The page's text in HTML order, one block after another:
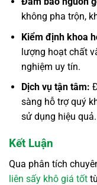
không pha trộn,
Kiểm định khoa
lượng hoạt chất
nghiệm uy tín.
Dịch vụ tận tâm:
sàng hỗ trợ quý
sử dụng hiệu quả.
Kết Luận
Qua phân tích
liên sấy khô giá tốt